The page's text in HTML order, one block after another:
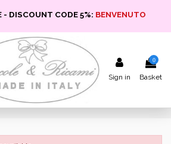
DISCOUNT CODE 5%: BENVENUTO
Sign in
0
Basket